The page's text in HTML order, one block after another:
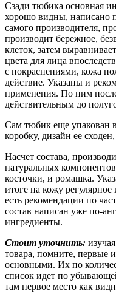
Сзади тюбика основная
хорошо видны, написано
самого производителя,
производит бережное,
клеток, затем
цвета для лица
с покраснениями, кожа
действие. Указаны и
применения. По ним
действительным до
Сам тюбик еще упакован
коробку, дизайн ее
Насчет состава,
натуральных
косточки, и ромашка.
итоге на кожу
есть рекомендации по
состав написан уже по-
ингредиенты.
Стоит уточнить:
товара, помните, первые
основными. Их по
список идет по
там первое место как